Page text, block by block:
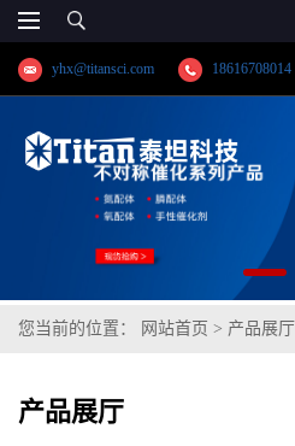
yhx@titansci.com 18616708014
您当前的位置： 网站首页 > 产品展厅
份:C/Si/Mn/P/S/Cr/Ni/Mo/V/Cu)
产品展厅